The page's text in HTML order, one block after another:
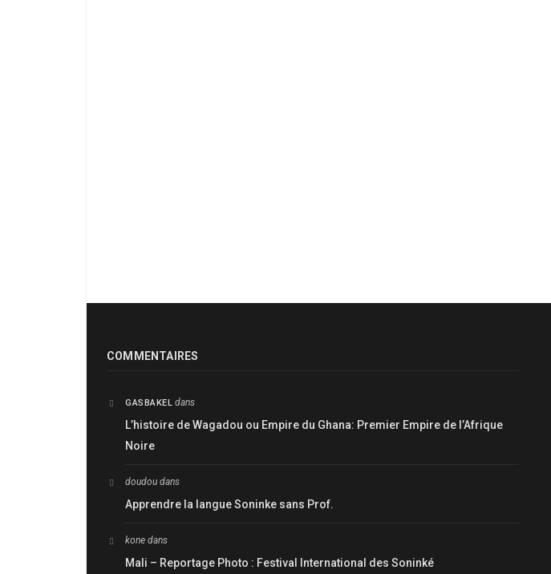
COMMENTAIRES
GASBAKEL dans
L’histoire de Wagadou ou Empire du Ghana: Premier Empire de l’Afrique
Noire
doudou dans
Apprendre la langue Soninke sans Prof.
kone dans
Mali – Reportage Photo : Festival International des Soninké